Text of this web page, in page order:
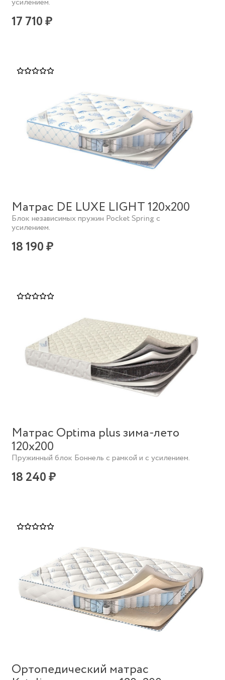
17 710 ₽
Матрас DE LUXE LIGHT 120х200
Блок независимых пружин Pocket Spring с
усилением.
18 190 ₽
Матрас Optima plus зима-лето
120х200
Пружинный блок Боннель с рамкой и с усилением.
18 240 ₽
Ортопедический матрас